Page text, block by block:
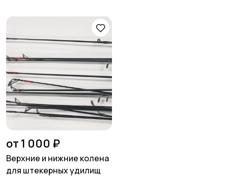
Матчевые
Карповые
от 1 000 ₽
Верхние и нижние колена
для штекерных удилищ